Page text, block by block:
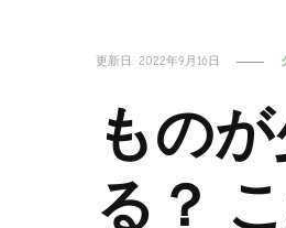
更新日: 2022年9月16日
もの
る？